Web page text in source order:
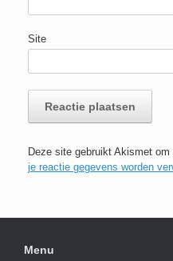
Site
Deze site gebruikt Akismet om
je reactie gegevens worden
Menu